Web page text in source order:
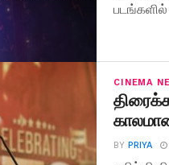
படங்களில்
CINEMA
BYPRIYA